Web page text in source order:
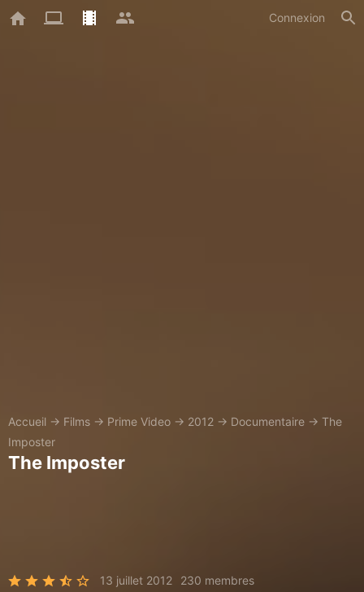
Connexion
Accueil → Films → Prime Video → 2012 → Documentaire → The
Imposter
The Imposter
13 juillet 2012 230 membres